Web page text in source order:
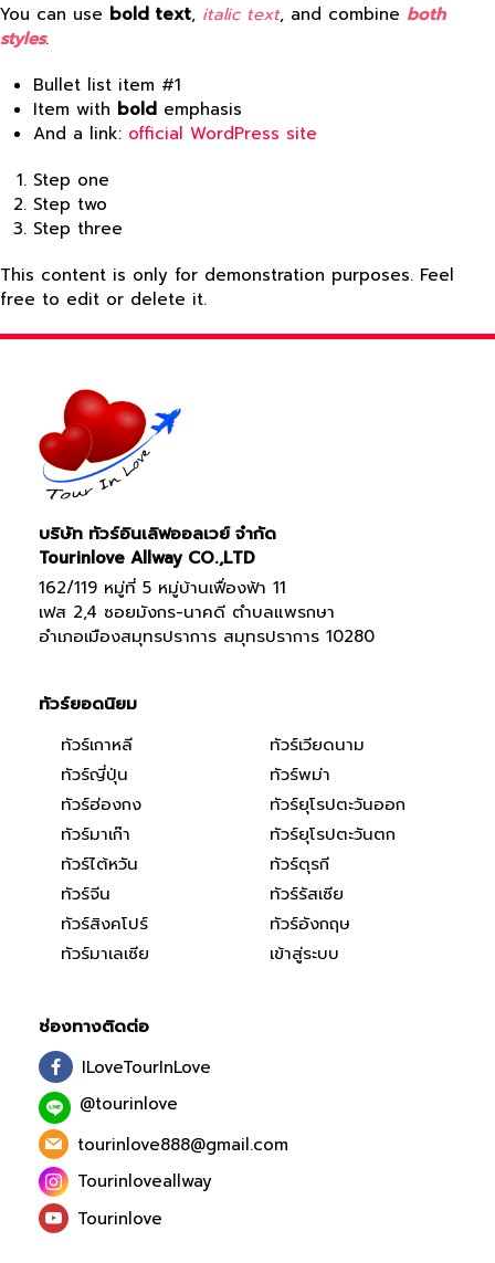
You can use bold text, italic text, and combine both
styles.
Bullet list item #1
Item with bold emphasis
And a link: official WordPress site
Step one
Step two
Step three
This content is only for demonstration purposes. Feel
free to edit or delete it.
บริษัท ทัวร์อินเลิฟออลเวย์ จำกัด
Tourinlove Allway CO.,LTD
162/119 หมู่ที่ 5 หมู่บ้านเฟื่องฟ้า 11
เฟส 2,4 ซอยมังกร-นาคดี ตำบลแพรกษา
อำเภอเมืองสมุทรปราการ สมุทรปราการ 10280
ทัวร์ยอดนิยม
ทัวร์เกาหลี
ทัวร์ญี่ปุ่น
ทัวร์ฮ่องกง
ทัวร์มาเก๊า
ทัวร์ไต้หวัน
ทัวร์จีน
ทัวร์สิงคโปร์
ทัวร์มาเลเซีย
ทัวร์เวียดนาม
ทัวร์พม่า
ทัวร์ยุโรปตะวันออก
ทัวร์ยุโรปตะวันตก
ทัวร์ตุรกี
ทัวร์รัสเซีย
ทัวร์อังกฤษ
เข้าสู่ระบบ
ช่องทางติดต่อ
ILoveTourInLove
@tourinlove
tourinlove888@gmail.com
Tourinloveallway
Tourinlove